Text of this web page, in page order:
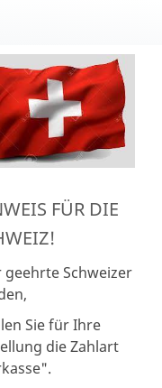
FÜR DIE
geehrte Schweizer
Sie für Ihre
die Zahlart